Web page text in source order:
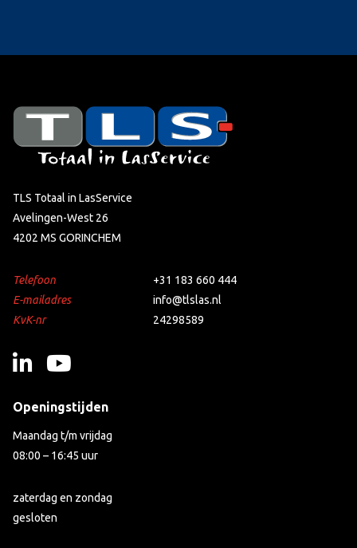
TLS Totaal in LasService
Avelingen-West 26
4202 MS GORINCHEM
Telefoon
+31 183 660 444
E-mailadres
info@tlslas.nl
KvK-nr
24298589
Openingstijden
Maandag t/m vrijdag
08:00 – 16:45 uur
zaterdag en zondag
gesloten